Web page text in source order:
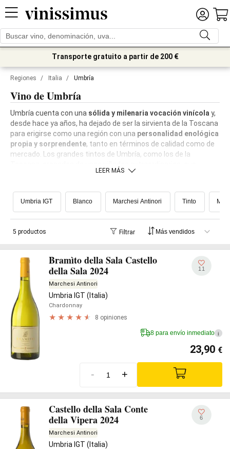
Transporte gratuito a partir de 200 €
Regiones / Italia / Umbría
Vino de Umbría
Umbría cuenta con una sólida y milenaria vocación vinícola y,
desde hace ya años, ha dejado de ser la sirvienta de la Toscana
para erigirse como una región con una personalidad enológica
propia y sorprendente, tanto en términos de calidad como de
mercado. Los grandes tintos de Umbría, como los de la
pueblan los maravillosos paisajes de esta región del centro del
gran cantidad de sedimentos, ricos en minerales y una
estructura adecuada, sobre suaves colinas con excelente
vinos una excepcional elegancia unida a una concentración
admirable.
LEER MÁS
Umbria IGT Blanco Marchesi Antinori Tinto
5 productos Filtrar
Bramìto della Sala Castello
della Sala 2024
Marchesi Antinori
Umbria IGT (Italia)
Chardonnay
8 opiniones
11
8 para envío inmediato i
23,90 €
- +
Castello della Sala Conte
della Vipera 2024
Marchesi Antinori
Umbria IGT (Italia)
6